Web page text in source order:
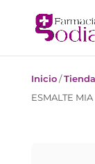
Inicio/Tienda
ESMALTE MIA